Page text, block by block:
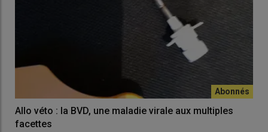
Allo véto : la BVD, une maladie virale aux multiples
facettes